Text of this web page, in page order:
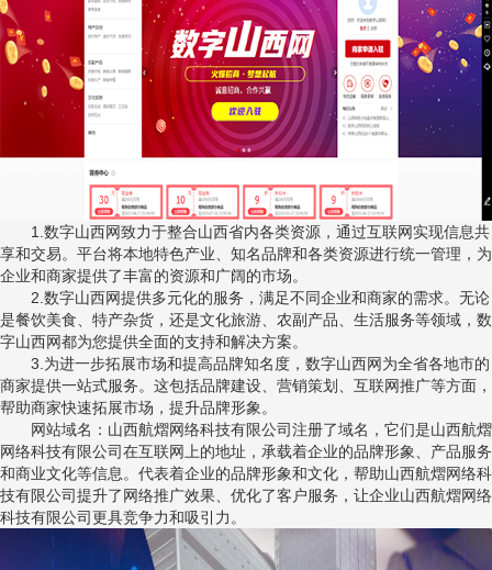
1.数字山西网致力于整合山西省内各类资源，通过互联网实现信息共
享和交易。平台将本地特色产业、知名品牌和各类资源进行统一管理，为
企业和商家提供了丰富的资源和广阔的市场。
2.数字山西网提供多元化的服务，满足不同企业和商家的需求。无论
是餐饮美食、特产杂货，还是文化旅游、农副产品、生活服务等领域，数
字山西网都为您提供全面的支持和解决方案。
3.为进一步拓展市场和提高品牌知名度，数字山西网为全省各地市的
商家提供一站式服务。这包括品牌建设、营销策划、互联网推广等方面，
帮助商家快速拓展市场，提升品牌形象。
网站域名：山西航熠网络科技有限公司注册了域名，它们是山西航熠
网络科技有限公司在互联网上的地址，承载着企业的品牌形象、产品服务
和商业文化等信息。代表着企业的品牌形象和文化，帮助山西航熠网络科
技有限公司提升了网络推广效果、优化了客户服务，让企业山西航熠网络
科技有限公司更具竞争力和吸引力。